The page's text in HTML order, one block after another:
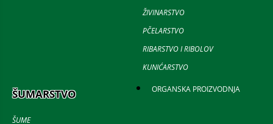
ŽIVINARSTVO
PČELARSTVO
RIBARSTVO I RIBOLOV
KUNIĆARSTVO
ŠUMARSTVO
ŠUME
ORGANSKA PROIZVODNJA